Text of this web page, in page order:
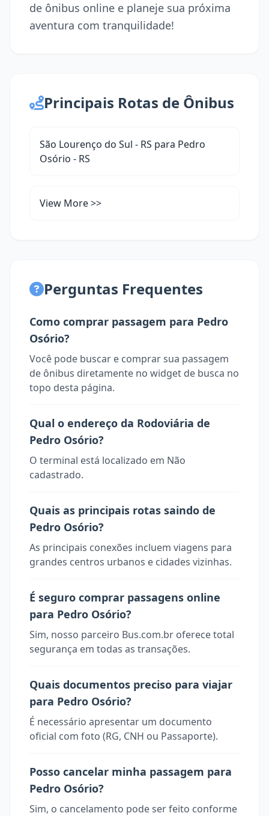
de ônibus online e planeje sua próxima
aventura com tranquilidade!
Principais Rotas de Ônibus
São Lourenço do Sul - RS para Pedro
Osório - RS
View More >>
Perguntas Frequentes
Como comprar passagem para Pedro
Osório?
Você pode buscar e comprar sua passagem
de ônibus diretamente no widget de busca no
topo desta página.
Qual o endereço da Rodoviária de
Pedro Osório?
O terminal está localizado em Não
cadastrado.
Quais as principais rotas saindo de
Pedro Osório?
As principais conexões incluem viagens para
grandes centros urbanos e cidades vizinhas.
É seguro comprar passagens online
para Pedro Osório?
Sim, nosso parceiro Bus.com.br oferece total
segurança em todas as transações.
Quais documentos preciso para viajar
para Pedro Osório?
É necessário apresentar um documento
oficial com foto (RG, CNH ou Passaporte).
Posso cancelar minha passagem para
Pedro Osório?
Sim, o cancelamento pode ser feito conforme